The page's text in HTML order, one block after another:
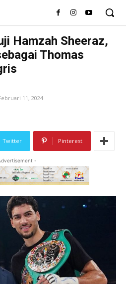
Hamzah Sheeraz,
Thomas
11, 2024
Twitter Pinterest
-